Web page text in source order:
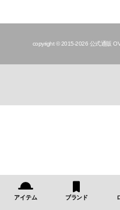
copyright © 2015-2026 公式通販
アイテム ブランド